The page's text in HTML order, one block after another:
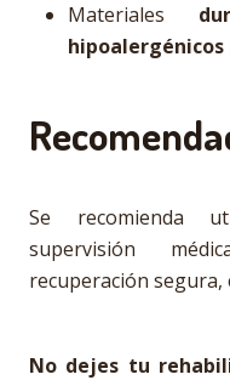
Materiales
hipoalergénicos
Se recomienda
supervisión
recuperación segura,
No dejes tu